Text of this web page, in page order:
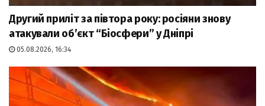
Другий приліт за півтора року: росіяни знову
атакували об’єкт “Біосфери” у Дніпрі
05.08.2026, 16:34